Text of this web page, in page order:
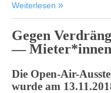
Weiterlesen
Gegen
— Mieter*innen
Die Open-Air-
wurde am